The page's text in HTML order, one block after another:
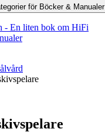
för Böcker & Manualer
- En liten bok om HiFi